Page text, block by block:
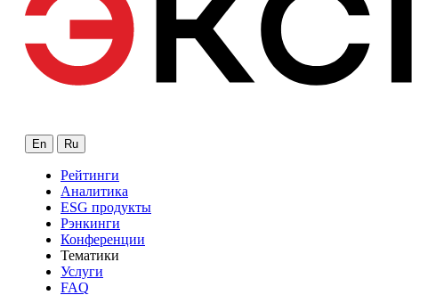
En Ru
Рейтинги
Аналитика
ESG продукты
Рэнкинги
Конференции
Тематики
Услуги
FAQ